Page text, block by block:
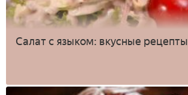
Салат с языком: вкусные рецепты